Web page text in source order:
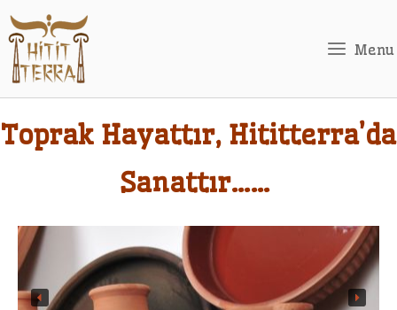
to
content
Menu
Toprak Hayattır, Hititterra’da
Sanattır……